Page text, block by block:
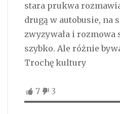
stara prukwa
drugą w autobusie, na
zwyzywała i rozmowa
szybko. Ale różnie
Trochę kultury
7 3